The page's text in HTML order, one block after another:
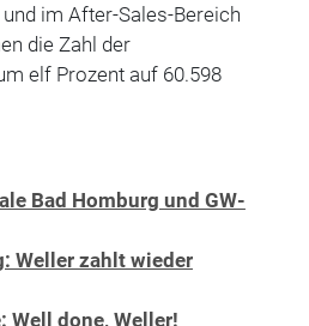
im After-Sales-Bereich
die Zahl der
elf Prozent auf 60.598
Bad Homburg und GW-
Weller zahlt wieder
Well done, Weller!